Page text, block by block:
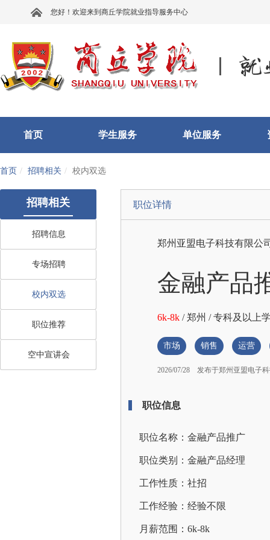
您好！欢迎来到商丘学院就业指导服务中心
首页 学生服务 单位服务
首页 招聘相关 校内双选
招聘相关
招聘信息
专场招聘
校内双选
职位推荐
空中宣讲会
职位详情
郑州亚盟电子科技有限公
金融产品
6k-8k /郑州 /专科及以上
市场 销售 运营
2026/07/28 发布于郑州亚盟电子
职位信息
职位名称：金融产品推广
职位类别：金融产品经理
工作性质：社招
工作经验：经验不限
月薪范围：6k-8k